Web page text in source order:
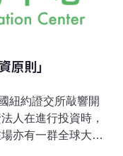
原則」
紐約證交所敲響開
人在進行投資時，
亦有一群全球大型